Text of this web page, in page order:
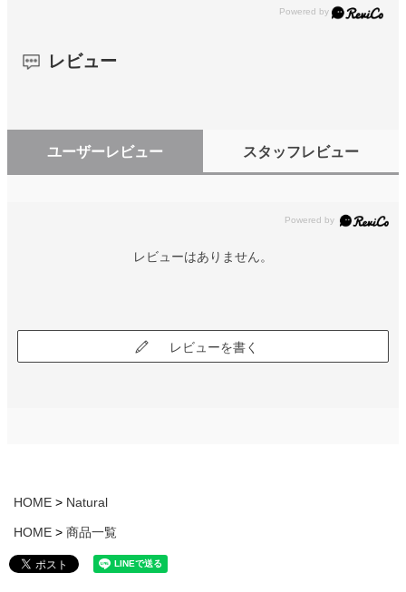
レビュー
ユーザーレビュー スタッフレビュー
レビューはありません。
レビューを書く
HOME Natural
HOME 商品一覧